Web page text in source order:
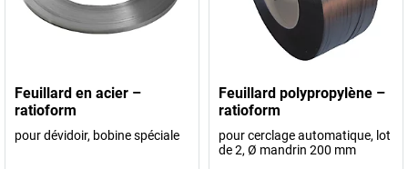
Feuillard en acier –
ratioform
pour dévidoir, bobine spéciale
Feuillard polypropylène –
ratioform
pour cerclage automatique, lot
de 2, Ø mandrin 200 mm